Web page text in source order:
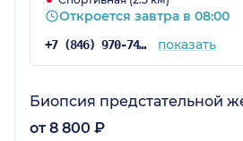
Откроется завтра в 08:00
+7 (846) 970-74-29 показать
Биопсия предстательной
от 8 800 ₽